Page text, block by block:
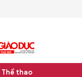
Thể thao